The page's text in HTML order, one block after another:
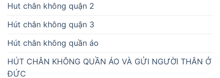
Hut chân không quận 2
Hút chân không quận 3
Hút chân không quần áo
HÚT CHÂN KHÔNG QUẦN ÁO VÀ GỬI NGƯỜI THÂN Ở
ĐỨC